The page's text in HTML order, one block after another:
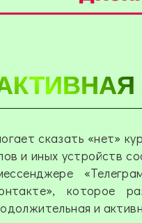
сказать «нет»
и иных устройств
которое
и